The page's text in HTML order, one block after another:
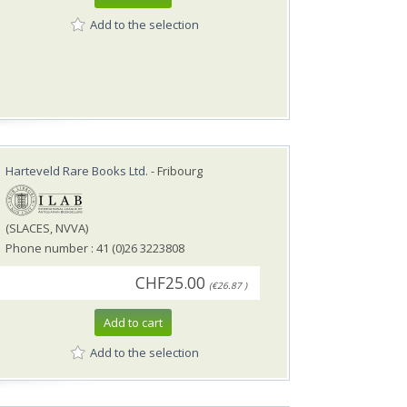
Add to the selection
Harteveld Rare Books Ltd. - Fribourg
(SLACES, NVVA)
Phone number : 41 (0)26 3223808
CHF25.00 (€26.87 )
Add to cart
Add to the selection